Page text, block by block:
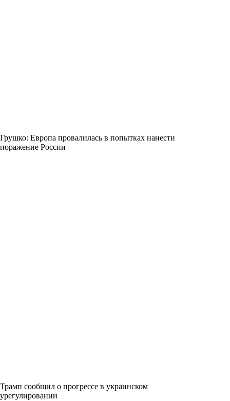
Грушко: Европа провалилась в попытках нанести
поражение России
Трамп сообщил о прогрессе в украинском
урегулировании